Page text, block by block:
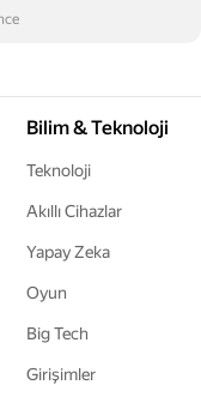
Bilim & Teknoloji
Teknoloji
Akıllı Cihazlar
Yapay Zeka
Oyun
Big Tech
Girişimler